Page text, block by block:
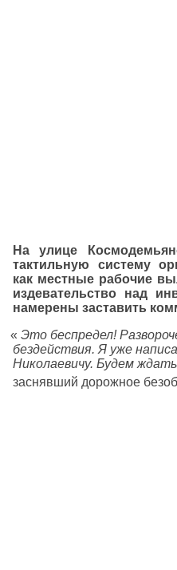
На улице
тактильную систему
как местные рабочие
издевательство над
намерены заставить
« Это беспредел!
бездействия. Я уже
Николаевичу. Будем
заснявший дорожное